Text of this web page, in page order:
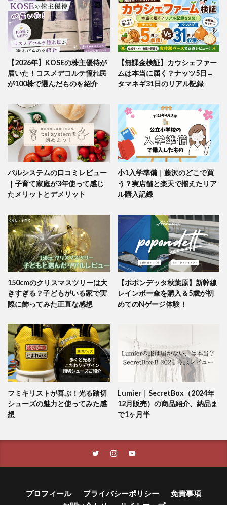
【2026年】KOSEの株主優待が
届いた！コスメデコルテ憧れ民
が100株で選んだものを紹介
【無課金検証】カウシェファー
ムは本当に届く？ナッツ5日→
タマネギ31日のリアル記録
パルシステムの口コミレビュー
｜子育て家庭が3年使って感じ
たメリットとデメリット
小1入学準備｜藤沢のどこで買
う？実店舗と楽天で揃えたリア
ル購入記録
150cmのクリスマスツリーは大
きすぎる？子どもがいる家で実
際に飾ってみた正直な感想
【ポポンデッタ秋葉原】新幹線
レインボー傘を購入＆5歳が初
めてのNゲージ体験！
フミキリストが喜ぶ！光る踏切
シューズの魅力と使ってみた感
想
Lumier｜SecretBox（2024年
12月販売）の商品紹介、納品ま
で1ヶ月半
プロフィール プライバシーポリシー
免責事項